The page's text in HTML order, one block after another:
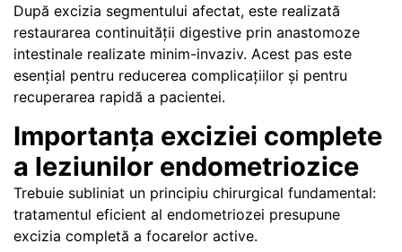
După excizia segmentului afectat, este realizată
restaurarea continuității digestive prin anastomoze
intestinale realizate minim-invaziv. Acest pas este
esențial pentru reducerea complicațiilor și pentru
recuperarea rapidă a pacientei.
Importanța exciziei complete
a leziunilor endometriozice
Trebuie subliniat un principiu chirurgical fundamental:
tratamentul eficient al endometriozei presupune
excizia completă a focarelor active.